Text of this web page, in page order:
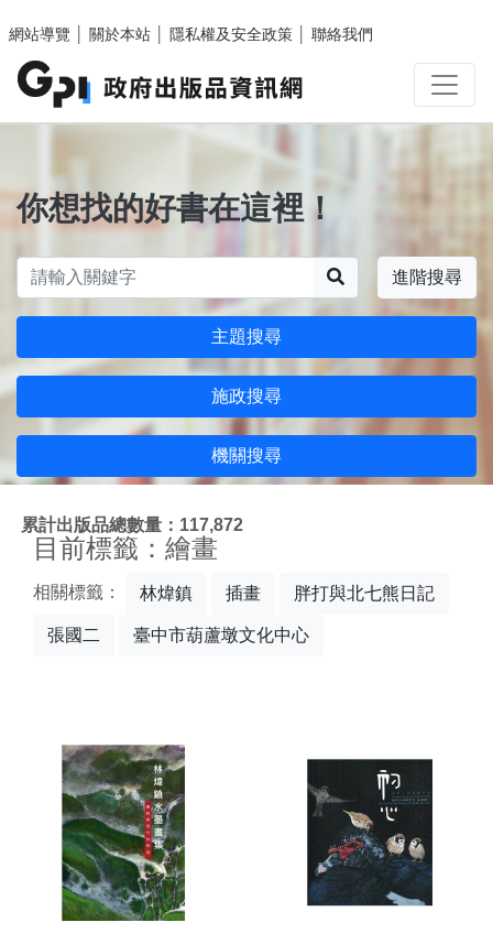
網站導覽
關於本站 隱私權及安全政策 聯絡我們
你想找的好書在這裡！
進階搜尋
主題搜尋
施政搜尋
機關搜尋
累計出版品總數量：117,872
目前標籤：繪畫
相關標籤： 林煒鎮 插畫 胖打與北七熊日記
張國二 臺中市葫蘆墩文化中心